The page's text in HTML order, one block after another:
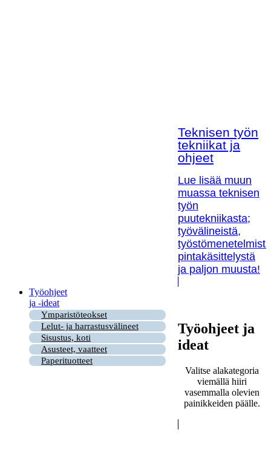
Teknisen työn
tekniikat ja
ohjeet
Lue lisää muun
muassa teknisen
työn
puutekniikasta;
työvälineistä,
pintakäsittelystä
ja paljon muusta!
Työohjeet
ja -ideat
Ymparistöteokset
Lelut- ja harrastusvälineet
Sisustus, koti
Asusteet, vaatteet
Paperituotteet
Työohjeet ja
ideat
Valitse alakategoria
viemällä hiiri
vasemmalla olevien
painikkeiden päälle.